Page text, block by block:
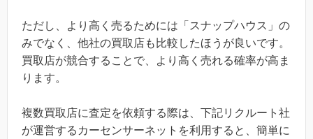
ただし、より高く売るためには「スナップハウス」の
みでなく、他社の買取店も比較したほうが良いです。
買取店が競合することで、より高く売れる確率が高ま
ります。
複数買取店に査定を依頼する際は、下記リクルート社
が運営するカーセンサーネットを利用すると、簡単に